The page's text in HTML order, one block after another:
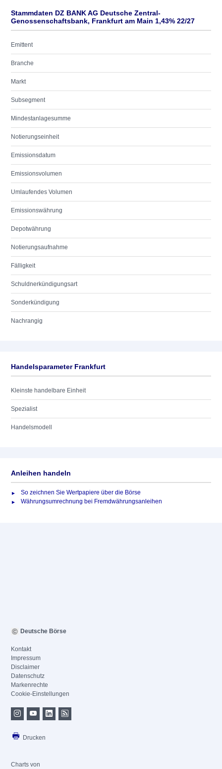
Stammdaten DZ BANK AG Deutsche Zentral-
Genossenschaftsbank, Frankfurt am Main 1,43% 22/27
Emittent
Branche
Markt
Subsegment
Mindestanlagesumme
Notierungseinheit
Emissionsdatum
Emissionsvolumen
Umlaufendes Volumen
Emissionswährung
Depotwährung
Notierungsaufnahme
Fälligkeit
Schuldnerkündigungsart
Sonderkündigung
Nachrangig
Handelsparameter Frankfurt
Kleinste handelbare Einheit
Spezialist
Handelsmodell
Anleihen handeln
So zeichnen Sie Wertpapiere über die Börse
Währungsumrechnung bei Fremdwährungsanleihen
Deutsche Börse
Kontakt
Impressum
Disclaimer
Datenschutz
Markenrechte
Cookie-Einstellungen
Drucken
Charts von